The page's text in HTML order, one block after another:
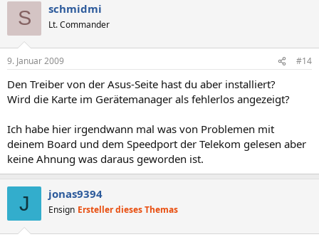
S schmidmi
Lt. Commander
9. Januar 2009 #14
Den Treiber von der Asus-Seite hast du aber installiert?
Wird die Karte im Gerätemanager als fehlerlos angezeigt?
Ich habe hier irgendwann mal was von Problemen mit
deinem Board und dem Speedport der Telekom gelesen aber
keine Ahnung was daraus geworden ist.
J jonas9394
Ensign Ersteller dieses Themas